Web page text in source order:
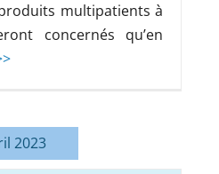
multipatients à
concernés qu’en
2023